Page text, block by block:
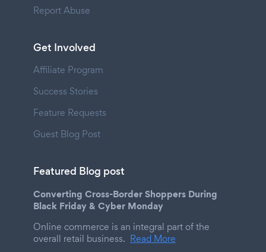
Report Abuse
Get Involved
Affiliate Program
Success Stories
Feature Requests
Guest Blog Post
Featured Blog post
Converting Cross-Border Shoppers During
Black Friday & Cyber Monday
Online commerce is an integral part of the
overall retail business. Read More